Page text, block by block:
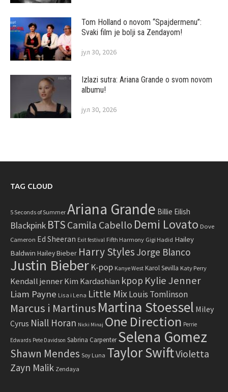
Tom Holland o novom “Spajdermenu”:
Svaki film je bolji sa Zendayom!
јул 30, 2026
Izlazi sutra: Ariana Grande o svom novom
albumu!
јул 30, 2026
TAG CLOUD
5 Seconds of Summer Ariana Grande Billie Eilish
Blackpink BTS Camila Cabello Demi Lovato Dove
Cameron Ed Sheeran Exit festival Fifth Harmony Gigi Hadid Hailey
Baldwin Hailey Bieber Harry Styles Jorge Blanco
Justin Bieber K-pop Kanye West Karol Sevilla Katy Perry
Kendall jenner Kim Kardashian kpop Kylie Jenner
Liam Payne Lisa i Lena Little MixLouis Tomlinson
Marcus i Martinus Martina Stoessel Miley
Cyrus Niall Horan Nicki Minaj One Direction Perrie
Edwards Pete Davidson Sabrina Carpenter Selena Gomez
Shawn Mendes Soy Luna Taylor SwiftVioletta
Zayn Malik Zendaya